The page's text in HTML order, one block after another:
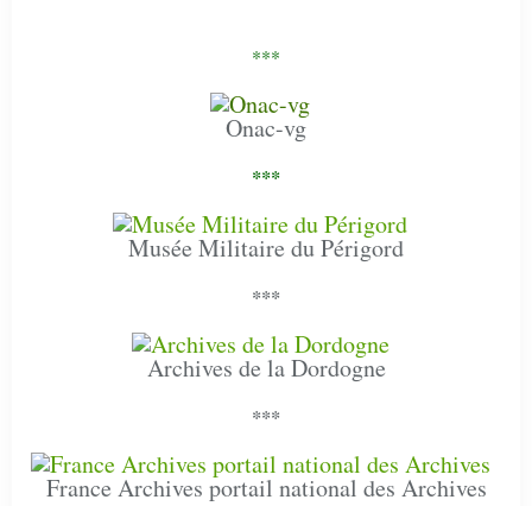
***
Onac-vg
***
Musée Militaire du Périgord
***
Archives de la Dordogne
***
France Archives portail national des Archives